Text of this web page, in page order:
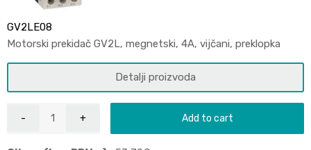
GV2LE08
Motorski prekidač GV2L, megnetski, 4A, vijčani, preklopka
Detalji proizvoda
Add to cart